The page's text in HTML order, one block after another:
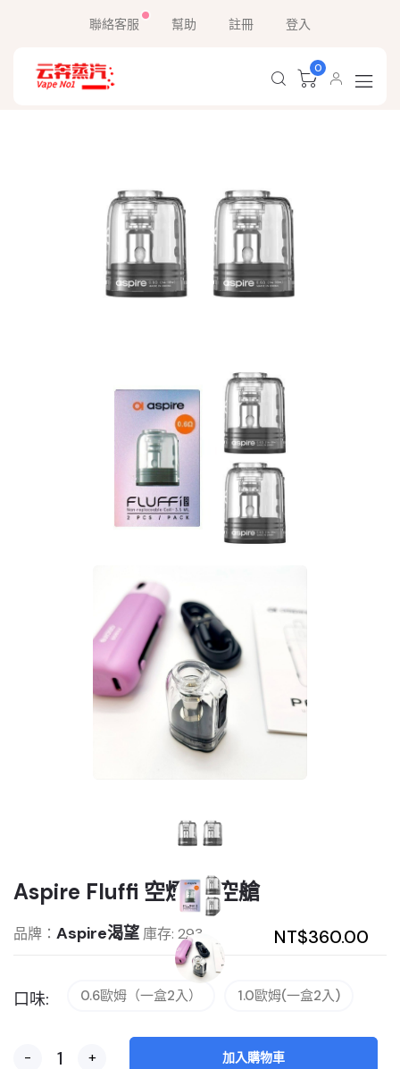
聯絡客服 幫助 註冊 登入
0
Aspire Fluffi 空煙彈/空艙
品牌： Aspire渴望 NT$360.00
庫存: 293
口味: 0.6歐姆（一盒2入） 1.0歐姆(一盒2入)
- + 加入購物車